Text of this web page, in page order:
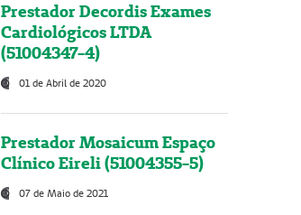
Prestador Decordis Exames
Cardiológicos LTDA
(51004347-4)
01 de Abril de 2020
Prestador Mosaicum Espaço
Clínico Eireli (51004355-5)
07 de Maio de 2021